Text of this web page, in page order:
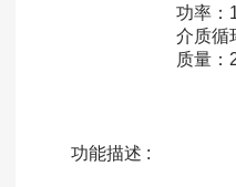
功率：
介质循
质量：
功能描述 :